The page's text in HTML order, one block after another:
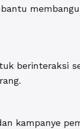
berinteraksi
kampanye